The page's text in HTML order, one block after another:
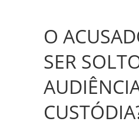
O
SER